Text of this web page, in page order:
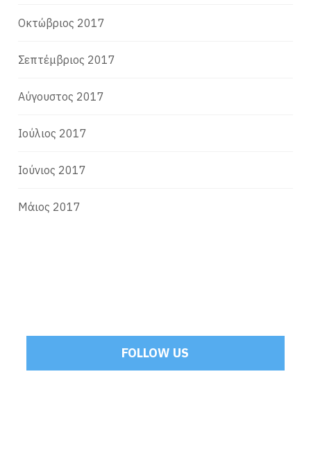
Οκτώβριος 2017
Σεπτέμβριος 2017
Αύγουστος 2017
Ιούλιος 2017
Ιούνιος 2017
Μάιος 2017
FOLLOW US